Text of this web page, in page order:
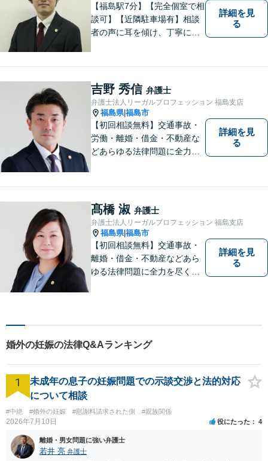
【福島駅7分】【完全個室で相
談可】【近隣駐車場有】相談
者の声に耳を傾け、丁寧にわ
った」と思っていただけるよ
うに全力を尽くしていきま
す。
詳細を見
る
吉野 秀信 弁護士
弁護士法人リーガルプロフェッション 福島支店
福島県|福島市
【初回相談無料】交通事故・
労働・離婚・借金・不動産な
どあらゆる法律問題に全力を
くことを最も重視ししていま
す。お困りの方はまずはご相
談ください。
詳細を見
る
髙橋 淑 弁護士
弁護士法人リーガルプロフェッション 福島支店
福島県|福島市
【初回相談無料】交通事故・
離婚・借金・不動産などあら
ゆる法律問題に全力を尽くし
と思わず、お困りの方は是非
詳細を見
る
婚外の妊娠の法律Q&Aランキング
1
未成年の息子の妊娠問題での示談交渉と法的対応
について相談
#中絶 #婚外の妊娠 #慰謝料請求された側 #親族関係
2026年7月10日 役にたった 4
離婚・男女問題に強い弁護士
若井 亮 弁護士